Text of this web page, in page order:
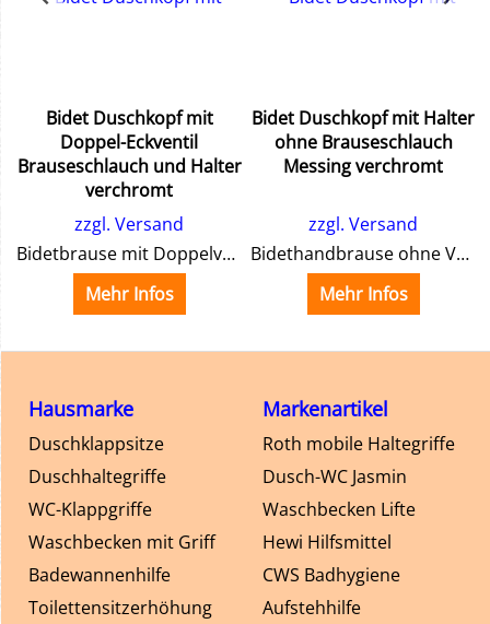
Bidet Duschkopf mit
Doppel-Eckventil
Brauseschlauch und Halter
verchromt
zzgl. Versand
Bidetbrause mit Doppelventil
Mehr Infos
Bidet Duschkopf mit Halter
ohne Brauseschlauch
Messing verchromt
zzgl. Versand
Bidethandbrause ohne Ventil
Mehr Infos
Markenartikel
Roth mobile Haltegriffe
Dusch-WC Jasmin
Waschbecken Lifte
Hewi Hilfsmittel
CWS Badhygiene
Aufstehhilfe
Hausmarke
Duschklappsitze
Duschhaltegriffe
WC-Klappgriffe
Waschbecken mit Griff
Badewannenhilfe
Toilettensitzerhöhung